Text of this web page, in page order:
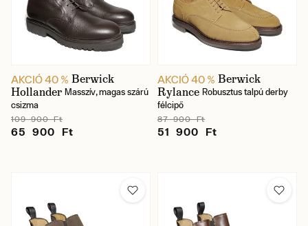
AKCIÓ 40 % Berwick
Hollander Masszív, magas szárú
csizma
109 900 Ft
65 900 Ft
AKCIÓ 40 % Berwick
Rylance Robusztus talpú derby
félcipő
87 900 Ft
51 900 Ft